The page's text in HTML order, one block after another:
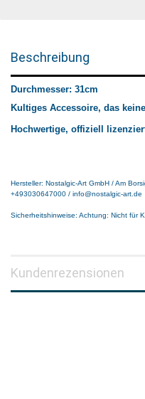
Beschreibung
Durchmesser: 31cm
Kultiges Accessoire, das
Hochwertige, offiziell
Hersteller: Nostalgic-Art GmbH / Am
+493030647000 / info@nostalgic-art.de
Sicherheitshinweise: Achtung: Nicht für
Kundenrezensionen